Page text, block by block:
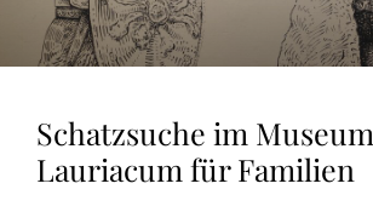
Schatzsuche im Museum
Lauriacum für Familien